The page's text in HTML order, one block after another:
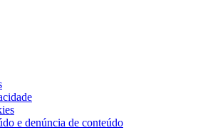
e denúncia de conteúdo